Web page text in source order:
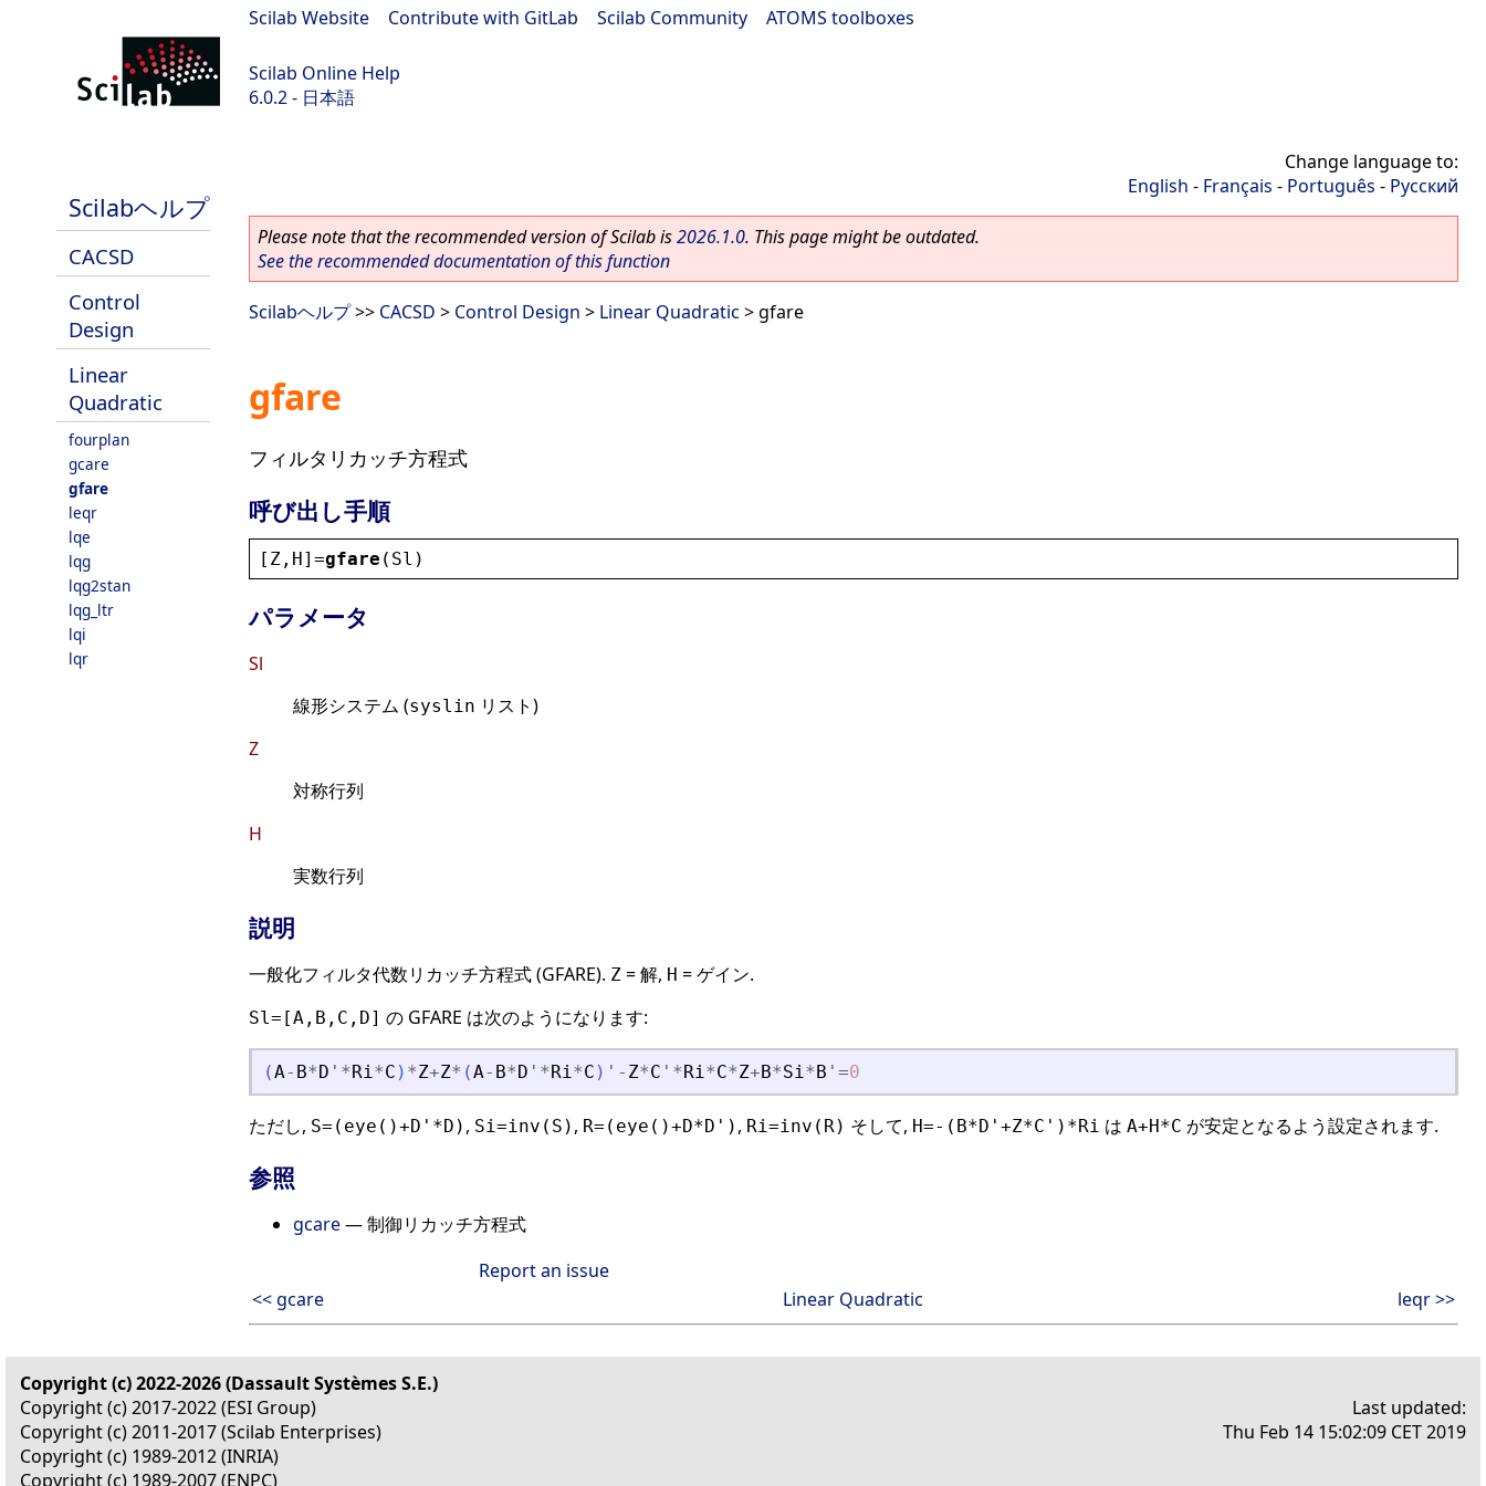
Scilab Website Contribute with GitLab Scilab Community ATOMS toolboxes
Scilab Online Help
6.0.2 - 日本語
Scilabヘルプ
CACSD
Control
Design
Linear
Quadratic
fourplan
gcare
gfare
leqr
lqe
lqg
lqg2stan
lqg_ltr
lqi
lqr
Change language to:
English - Français - Português - Русский
Please note that the recommended version of Scilab is2026.1.0. This page might be outdated.
See the recommended documentation of this function
Scilabヘルプ>> CACSD > Control Design > Linear Quadratic > gfare
gfare
フィルタリカッチ方程式
呼び出し手順
[ Z , H]=gfare ( Sl )
パラメータ
Sl
線形システム (syslin リスト)
Z
対称行列
H
実数行列
説明
一般化フィルタ代数リカッチ方程式 (GFARE). Z = 解, H = ゲイン.
Sl=[A,B,C,D] の GFARE は次のようになります:
(A- B* D ' * Ri*C ) *Z+Z* (A- B* D ' * Ri*C ) ' - Z*C ' * Ri*C*Z+B*Si* B ' =0
ただし, S=(eye()+D'*D) , Si=inv(S) , R=(eye()+D*D') , Ri=inv(R) そして, H=-(B*D'+Z*C')*Ri は A+H*C が安定となるよう設定されます.
参照
gcare— 制御リカッチ方程式
Report an issue
<< gcare
Linear Quadratic leqr >>
Copyright (c) 2022-2026 (Dassault Systèmes S.E.)
Copyright (c) 2017-2022 (ESI Group)
Copyright (c) 2011-2017 (Scilab Enterprises)
Copyright (c) 1989-2012 (INRIA)
Copyright (c) 1989-2007 (ENPC)
Last updated:
Thu Feb 14 15:02:09 CET 2019